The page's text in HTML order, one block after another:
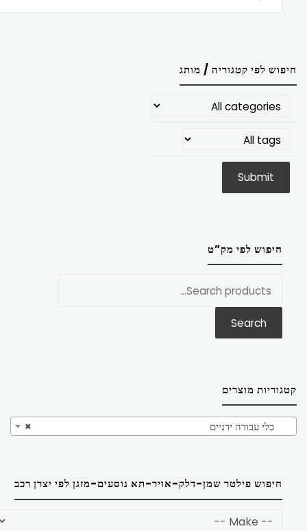
חיפוש לפי קטגוריה / מותג
חיפוש לפי מק”ט
Search
קטגוריות מוצרים
× כלי עבודה ידניים
חיפוש פילטר שמן-דלק-אויר-תא נוסעים-מזגן לפי יצרן רכב